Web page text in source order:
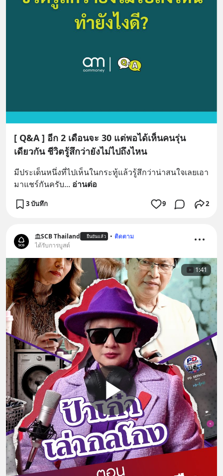
[ Q&A ] อีก 2 เดือนจะ 30 แต่พอได้เห็นคนรุ่น
เดียวกัน ชีวิตรู้สึกว่ายังไม่ไปถึงไหน
มีประเด็นหนึ่งที่ไปเห็นในกระทู้แล้วรู้สึกว่าน่าสนใจเลยเอา
มาแชร์กันครับ... อ่านต่อ
3 บันทึก 9 2
SCB Thailand ยืนยันแล้ว • ติดตาม
ได้รับการบูสต์
1:41